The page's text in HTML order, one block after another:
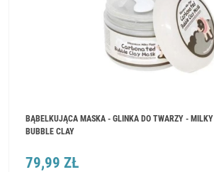
BĄBELKUJĄCA MASKA - GLINKA DO TWARZY - MILKY
BUBBLE CLAY
79,99 ZŁ